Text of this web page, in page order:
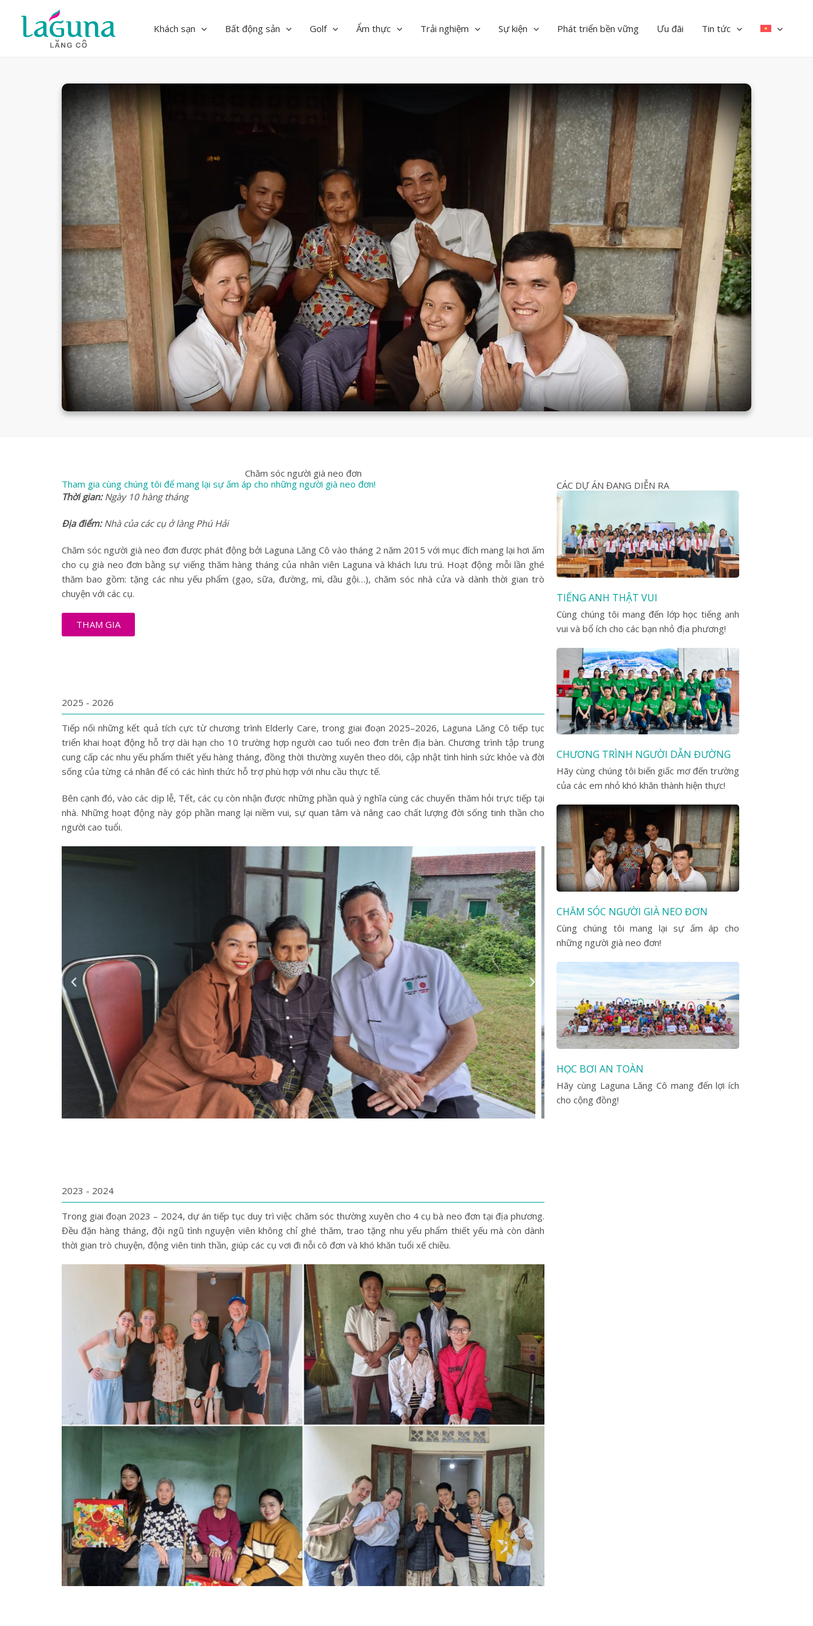
content
Khách sạn Bất động sản Golf Ẩm thực Trải nghiệm Sự kiện Phát triển bền vững Ưu đãi Tin tức
Chăm sóc người già neo đơn
Tham gia cùng chúng tôi để mang lại sự ấm áp cho những người già neo đơn!
Thời gian:Ngày 10 hàng tháng
Địa điểm:Nhà của các cụ ở làng Phú Hải
Chăm sóc người già neo đơn được phát động bởi Laguna Lăng Cô vào tháng 2 năm 2015 với mục đích mang lại hơi ấm
cho cụ già neo đơn bằng sự viếng thăm hàng tháng của nhân viên Laguna và khách lưu trú. Hoạt động mỗi lần ghé
thăm bao gồm: tặng các nhu yếu phẩm (gạo, sữa, đường, mì, dầu gội…), chăm sóc nhà cửa và dành thời gian trò
chuyện với các cụ.
THAM GIA
2025 - 2026
Tiếp nối những kết quả tích cực từ chương trình Elderly Care, trong giai đoạn 2025–2026, Laguna Lăng Cô tiếp tục
triển khai hoạt động hỗ trợ dài hạn cho 10 trường hợp người cao tuổi neo đơn trên địa bàn.Chương trình tập trung
cung cấp các nhu yếu phẩm thiết yếu hàng tháng, đồng thời thường xuyên theo dõi, cập nhật tình hình sức khỏe và đời
sống của từng cá nhân để có các hình thức hỗ trợ phù hợp với nhu cầu thực tế.
Bên cạnh đó, vào các dịp lễ, Tết, các cụ còn nhận được những phần quà ý nghĩa cùng các chuyến thăm hỏi trực tiếp tại
nhà. Những hoạt động này góp phần mang lại niềm vui, sự quan tâm và nâng cao chất lượng đời sống tinh thần cho
người cao tuổi.
2023 - 2024
Trong giai đoạn 2023 – 2024, dự án tiếp tục duy trì việc chăm sóc thường xuyên cho 4 cụ bà neo đơn tại địa phương.
Đều đặn hàng tháng, đội ngũ tình nguyện viên không chỉ ghé thăm, trao tặng nhu yếu phẩm thiết yếu mà còn dành
thời gian trò chuyện, động viên tinh thần, giúp các cụ vơi đi nỗi cô đơn và khó khăn tuổi xế chiều.
CÁC DỰ ÁN ĐANG DIỄN RA
TIẾNG ANH THẬT VUI
Cùng chúng tôi mang đến lớp học tiếng anh
vui và bổ ích cho các bạn nhỏ địa phương!
CHƯƠNG TRÌNH NGƯỜI DẪN ĐƯỜNG
Hãy cùng chúng tôi biến giấc mơ đến trường
của các em nhỏ khó khăn thành hiện thực!
CHĂM SÓC NGƯỜI GIÀ NEO ĐƠN
Cùng chúng tôi mang lại sự ấm áp cho
những người già neo đơn!
HỌC BƠI AN TOÀN
Hãy cùng Laguna Lăng Cô mang đến lợi ích
cho cộng đồng!